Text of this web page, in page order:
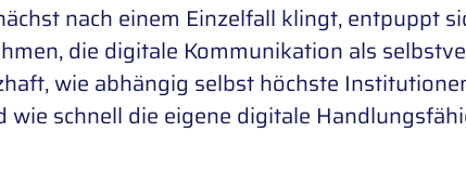
nach einem Einzelfall klingt, entpuppt
die digitale Kommunikation als
wie abhängig selbst höchste
wie schnell die eigene digitale